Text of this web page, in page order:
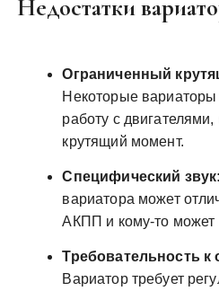
Недостатки
Ограниченный
Некоторые
работу с
крутящий момент.
Специфический звук:
вариатора может
АКПП и кому-то может
Требовательность
Вариатор требует